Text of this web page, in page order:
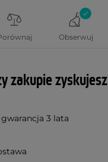
Obserwuj
zakupie zyskujesz
gwarancja 3 lata